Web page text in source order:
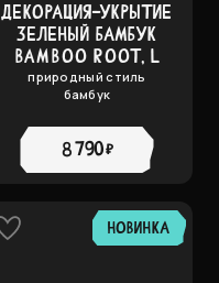
ДЕКОРАЦИЯ-УКРЫТИЕ
ЗЕЛЕНЫЙ БАМБУК
BAMBOO ROOT, L
природный стиль
бамбук
8 790 ₽
НОВИНКА